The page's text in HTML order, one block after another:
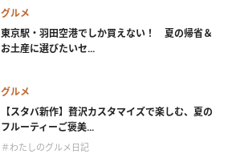
グルメ
東京駅・羽田空港でしか買えない！ 夏の帰省＆
お土産に選びたいセ...
グルメ
【スタバ新作】贅沢カスタマイズで楽しむ、夏の
フルーティーご褒美...
＃わたしのグルメ日記